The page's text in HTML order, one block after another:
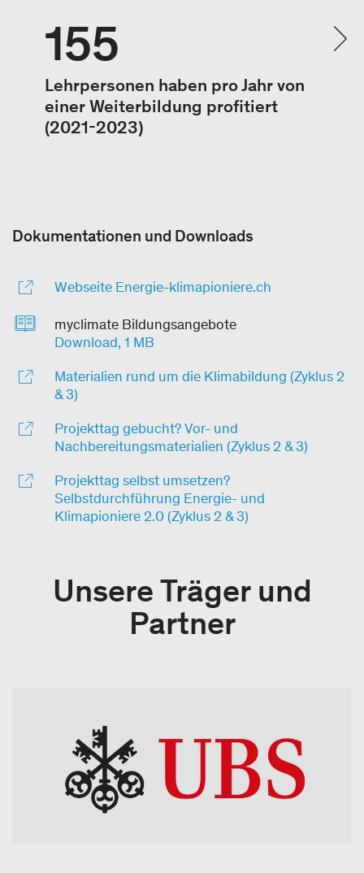
155
Lehrpersonen haben pro Jahr von
einer Weiterbildung profitiert
(2021-2023)
Dokumentationen und Downloads
Webseite Energie-klimapioniere.ch
myclimate Bildungsangebote
Download, 1 MB
Materialien rund um die Klimabildung (Zyklus 2
& 3)
Projekttag gebucht? Vor- und
Nachbereitungsmaterialien (Zyklus 2 & 3)
Projekttag selbst umsetzen?
Selbstdurchführung Energie- und
Klimapioniere 2.0 (Zyklus 2 & 3)
Unsere Träger und
Partner